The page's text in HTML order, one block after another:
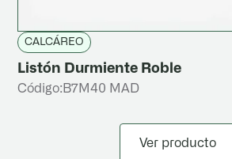
CALCÁREO
Listón Durmiente Roble
Código: B7M40 MAD
Ver producto